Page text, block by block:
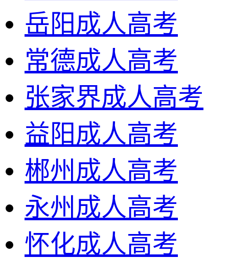
岳阳成人高考
常德成人高考
张家界成人高考
益阳成人高考
郴州成人高考
永州成人高考
怀化成人高考